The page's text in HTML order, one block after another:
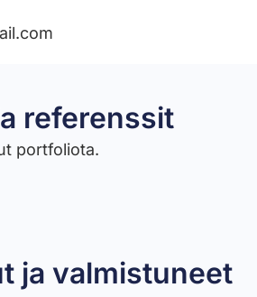
referenssit
portfoliota.
ja valmistuneet